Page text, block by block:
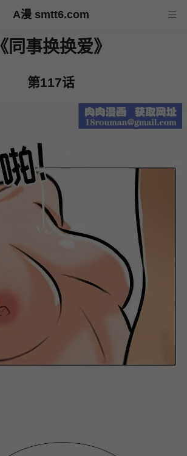
A漫 smtt6.com
《同事换换爱》
第117话